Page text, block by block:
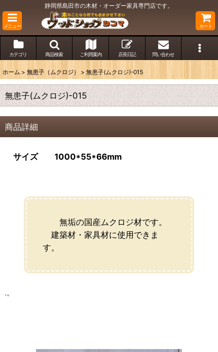
静岡県島田市の木材・オーダー家具専門店です。
メニュー カート
カテゴリ 商品検索 ご利用案内 店長日記 問い合わせ
ホーム > 無患子（ムクロジ） > 無患子(ムクロジ)-015
無患子(ムクロジ)-015
商品詳細
サイズ 1000*55*66mm
無垢の国産ムクロジ材です。
建築材・家具材に使用できま
す。
.。